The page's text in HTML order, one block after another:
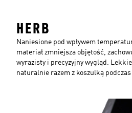
HERB
Naniesione pod wpływem
materiał zmniejsza objętość,
wyrazisty i precyzyjny wygląd.
naturalnie razem z koszulką